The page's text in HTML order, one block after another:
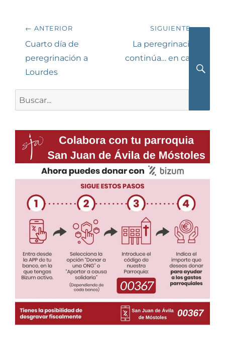
Navegación
de
entradas
← ANTERIOR
Entrada
anterior:
Cuarto día de
peregrinación a
Lourdes
SIGUIENTE →
Siguiente
entrada:
La peregrinación
continúa… en casa.